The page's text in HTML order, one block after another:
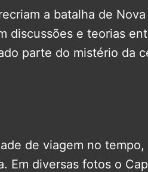
a batalha de Nova
discussões e teorias
parte do mistério da
de viagem no tempo,
Em diversas fotos o